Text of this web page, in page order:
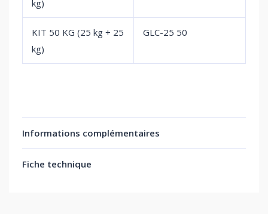
kg)
KIT 50 KG (25 kg + 25
kg)
GLC-25 50
Informations complémentaires
Fiche technique